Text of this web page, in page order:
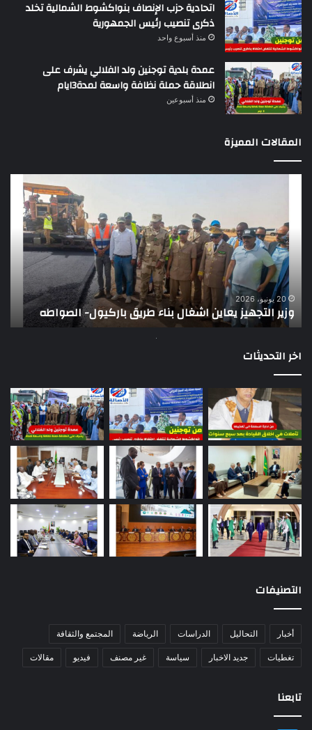
اتحادية حزب الإنصاف بنواكشوط الشمالية تخلد
ذكرى تنصيب رئيس الجمهورية
منذ أسبوع واحد
عمدة بلدية توجنين ولد الفلالي يشرف على
انطلاقة حملة نظافة واسعة لمدة3ايام
منذ أسبوعين
المقالات المميزة
اشغال
بناء
طريق
باركيول-
الصواطه
20 يونيو، 2026
وزير التجهيز يعاين اشغال بناء طريق باركيول- الصواطه
اخر التحديثات
التصنيفات
أخبار التحاليل الدراسات الرياضة المجتمع والثقافة
تغطيات جديد الاخبار سياسة غير مصنف فيديو مقالات
تابعنا